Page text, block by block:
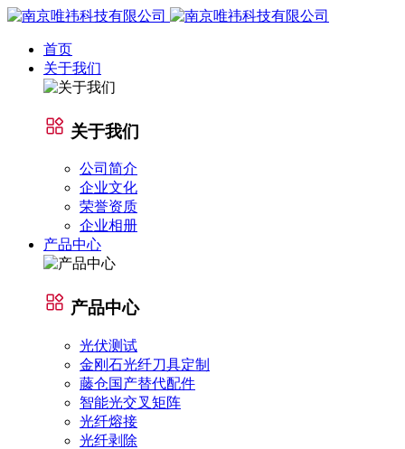
首页
关于我们
关于我们
公司简介
企业文化
荣誉资质
企业相册
产品中心
产品中心
光伏测试
金刚石光纤刀具定制
藤仓国产替代配件
智能光交叉矩阵
光纤熔接
光纤剥除